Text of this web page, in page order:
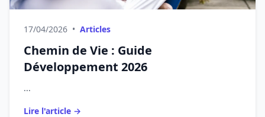
17/04/2026 • Articles
Chemin de Vie : Guide
Développement 2026
...
Lire l'article →